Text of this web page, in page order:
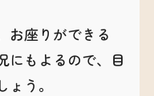
お座りができる
にもよるので、目
う。